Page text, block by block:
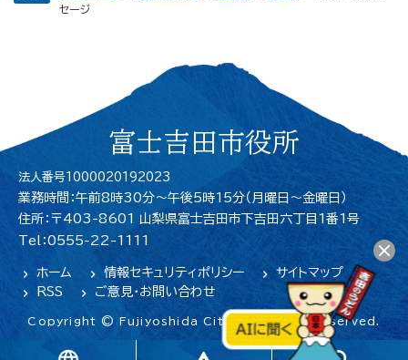
セージ
富士吉田市役所
法人番号1000020192023
業務時間：午前8時30分～午後5時15分（月曜日〜金曜日）
住所：〒403-8601 山梨県富士吉田市下吉田六丁目1番1号
Tel：0555-22-1111
ホーム 情報セキュリティポリシー
サイトマップ
RSS
ご意見・お問い合わせ
Copyright © Fujiyoshida City. All Rights Reserved.